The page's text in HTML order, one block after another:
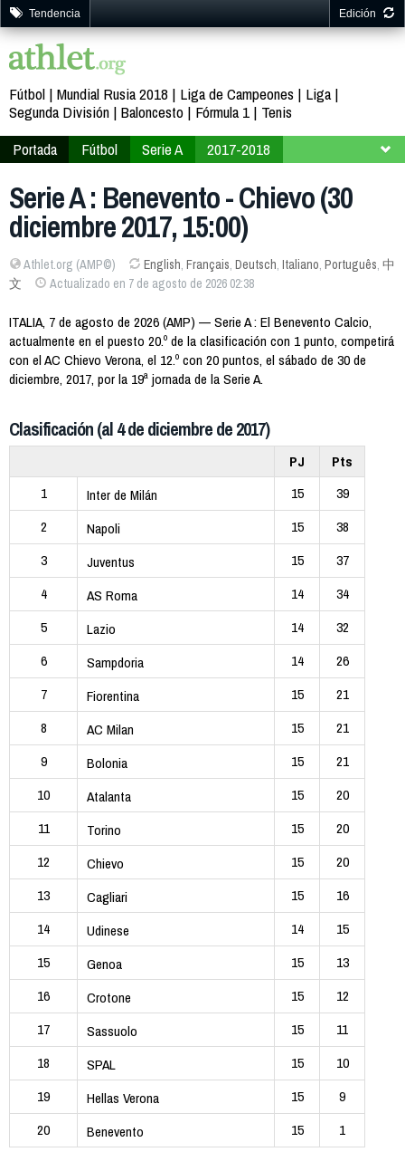
Tendencia Edición
Fútbol Mundial Rusia 2018 Liga de Campeones
Liga
Segunda División Baloncesto Fórmula 1
Tenis
Portada
Fútbol Serie A
2017-2018
Serie A : Benevento - Chievo (30
diciembre 2017, 15:00)
Athlet.org (AMP©) English, Français, Deutsch, Italiano, Português, 中
文
Actualizado en 7 de agosto de 2026 02:38
ITALIA, 7 de agosto de 2026 (AMP) — Serie A : El Benevento Calcio,
actualmente en el puesto 20.º de la clasificación con 1 punto, competirá
con el AC Chievo Verona, el 12.º con 20 puntos, el sábado de 30 de
diciembre, 2017, por la 19ª jornada de la Serie A.
Clasificación (al 4 de diciembre de 2017)
PJ
Pts
1
Inter de Milán 15
39
2
Napoli 15
38
3
Juventus 15
37
4
AS Roma 14
34
5
Lazio 14
32
6
Sampdoria 14
26
7
Fiorentina 15
21
8
AC Milan 15
21
9
Bolonia 15
21
10
Atalanta 15
20
11
Torino 15
20
12
Chievo 15
20
13
Cagliari 15
16
14
Udinese 14
15
15
Genoa 15
13
16
Crotone 15
12
17
Sassuolo 15
11
18
SPAL 15
10
19
Hellas Verona 15
9
20
Benevento 15 1